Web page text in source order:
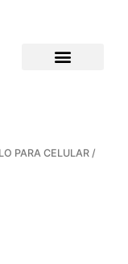
PARA CELULAR /